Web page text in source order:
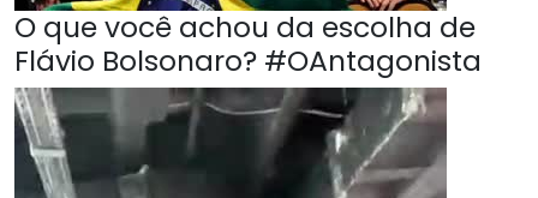
O que você achou da escolha de
Flávio Bolsonaro? #OAntagonista